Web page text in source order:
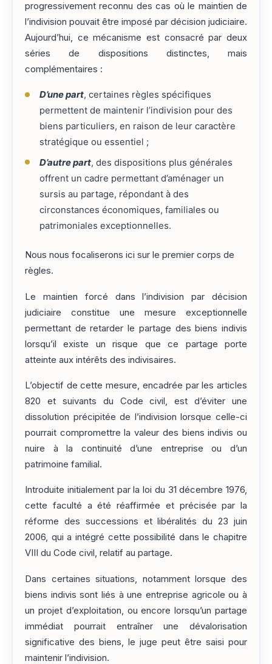
progressivement reconnu des cas où le maintien de
l’indivision pouvait être imposé par décision judiciaire.
Aujourd’hui, ce mécanisme est consacré par deux
séries de dispositions distinctes, mais
complémentaires :
D’une part, certaines règles spécifiques
permettent de maintenir l’indivision pour des
biens particuliers, en raison de leur caractère
stratégique ou essentiel ;
D’autre part, des dispositions plus générales
offrent un cadre permettant d’aménager un
sursis au partage, répondant à des
circonstances économiques, familiales ou
patrimoniales exceptionnelles.
Nous nous focaliserons ici sur le premier corps de
règles.
Le maintien forcé dans l’indivision par décision
judiciaire constitue une mesure exceptionnelle
permettant de retarder le partage des biens indivis
lorsqu’il existe un risque que ce partage porte
atteinte aux intérêts des indivisaires.
L’objectif de cette mesure, encadrée par les articles
820 et suivants du Code civil, est d’éviter une
dissolution précipitée de l’indivision lorsque celle-ci
pourrait compromettre la valeur des biens indivis ou
nuire à la continuité d’une entreprise ou d’un
patrimoine familial.
Introduite initialement par la loi du 31 décembre 1976,
cette faculté a été réaffirmée et précisée par la
réforme des successions et libéralités du 23 juin
2006, qui a intégré cette possibilité dans le chapitre
VIII du Code civil, relatif au partage.
Dans certaines situations, notamment lorsque des
biens indivis sont liés à une entreprise agricole ou à
un projet d’exploitation, ou encore lorsqu’un partage
immédiat pourrait entraîner une dévalorisation
significative des biens, le juge peut être saisi pour
maintenir l’indivision.